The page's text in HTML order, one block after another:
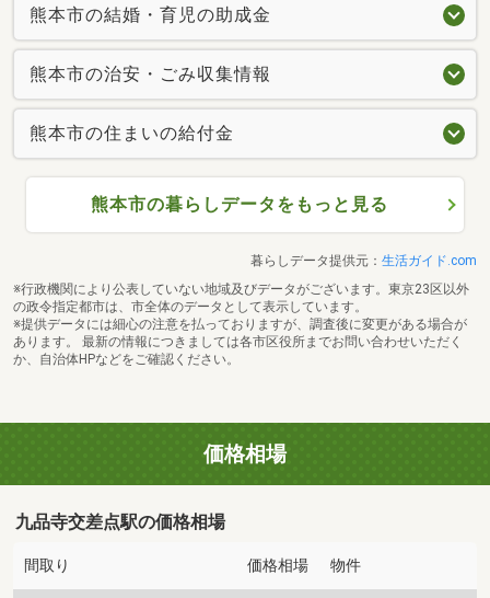
熊本市の結婚・育児の助成金
熊本市の治安・ごみ収集情報
熊本市の住まいの給付金
熊本市の暮らしデータをもっと見る
暮らしデータ提供元： 生活ガイド.com
※行政機関により公表していない地域及びデータがございます。東京23区以外
の政令指定都市は、市全体のデータとして表示しています。
※提供データには細心の注意を払っておりますが、調査後に変更がある場合が
あります。 最新の情報につきましては各市区役所までお問い合わせいただく
か、自治体HPなどをご確認ください。
価格相場
九品寺交差点駅の価格相場
間取り 価格相場 物件